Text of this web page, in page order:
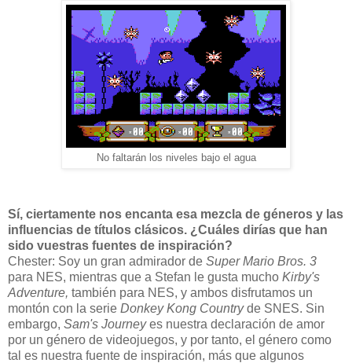
No faltarán los niveles bajo el agua
Sí, ciertamente nos encanta esa mezcla de géneros y las
influencias de títulos clásicos. ¿Cuáles dirías que han
sido vuestras fuentes de inspiración?
Chester: Soy un gran admirador de Super Mario Bros. 3
para NES, mientras que a Stefan le gusta mucho Kirby's
Adventure, también para NES, y ambos disfrutamos un
montón con la serie Donkey Kong Countryde SNES. Sin
embargo, Sam's Journeyes nuestra declaración de amor
por un género de videojuegos, y por tanto, el género como
tal es nuestra fuente de inspiración, más que algunos